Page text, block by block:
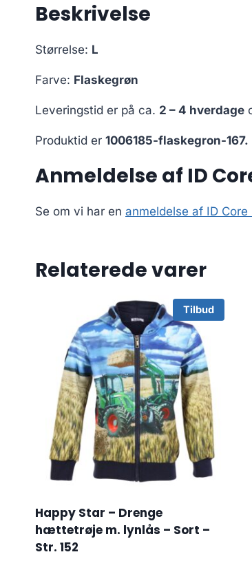
Beskrivelse
Størrelse: L
Farve: Flaskegrøn
Leveringstid er på ca. 2 – 4 hverdage
Produktid er 1006185-flaskegron-167.
Anmeldelse af ID
Se om vi har en anmeldelse af ID
Relaterede varer
Tilbud
Happy Star – Drenge
hættetrøje m. lynlås – Sort –
Str. 152